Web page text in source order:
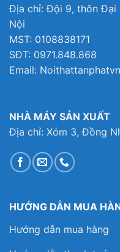
Địa chỉ: Đội 9, thôn Đại
Nội
MST: 0108838171
SĐT: 0971.848.868
Email:
NHÀ MÁY SẢN XUẤT
Địa chỉ: Xóm 3, Đồng
HƯỚNG DẪN MUA
Hướng dẫn mua hàng